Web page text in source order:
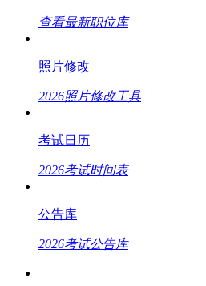
查看最新职位库
照片修改
2026照片修改工具
考试日历
2026考试时间表
公告库
2026考试公告库